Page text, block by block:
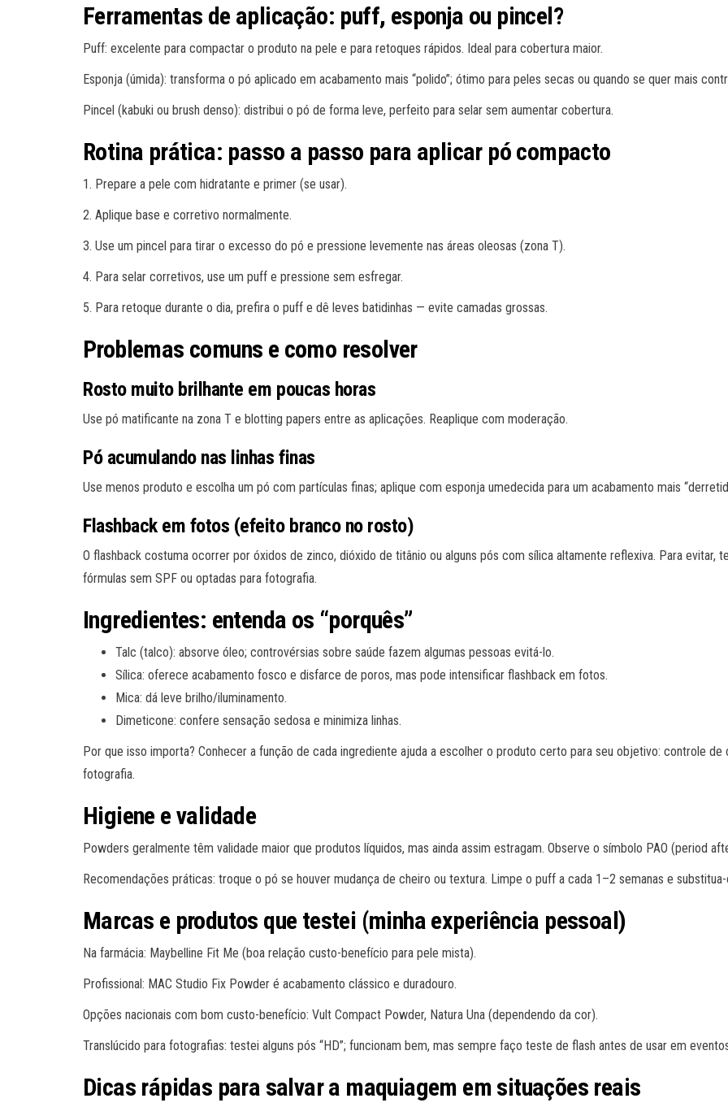
Ferramentas de aplicação: puff, esponja ou pincel?
Puff: excelente para compactar o produto na pele e para retoques rápidos. Ideal para cobertura maior.
Esponja (úmida): transforma o pó aplicado em acabamento mais “polido”; ótimo para peles secas ou quando se quer mais
Pincel (kabuki ou brush denso): distribui o pó de forma leve, perfeito para selar sem aumentar cobertura.
Rotina prática: passo a passo para aplicar pó compacto
1. Prepare a pele com hidratante e primer (se usar).
2. Aplique base e corretivo normalmente.
3. Use um pincel para tirar o excesso do pó e pressione levemente nas áreas oleosas (zona T).
4. Para selar corretivos, use um puff e pressione sem esfregar.
5. Para retoque durante o dia, prefira o puff e dê leves batidinhas — evite camadas grossas.
Problemas comuns e como resolver
Rosto muito brilhante em poucas horas
Use pó matificante na zona T e blotting papers entre as aplicações. Reaplique com moderação.
Pó acumulando nas linhas finas
Use menos produto e escolha um pó com partículas finas; aplique com esponja umedecida para um acabamento mais
Flashback em fotos (efeito branco no rosto)
O flashback costuma ocorrer por óxidos de zinco, dióxido de titânio ou alguns pós com sílica altamente reflexiva. Para
fórmulas sem SPF ou optadas para fotografia.
Ingredientes: entenda os “porquês”
Talc (talco): absorve óleo; controvérsias sobre saúde fazem algumas pessoas evitá-lo.
Sílica: oferece acabamento fosco e disfarce de poros, mas pode intensificar flashback em fotos.
Mica: dá leve brilho/iluminamento.
Dimeticone: confere sensação sedosa e minimiza linhas.
Por que isso importa? Conhecer a função de cada ingrediente ajuda a escolher o produto certo para seu objetivo: controle de
fotografia.
Higiene e validade
Powders geralmente têm validade maior que produtos líquidos, mas ainda assim estragam. Observe o símbolo PAO (period
Recomendações práticas: troque o pó se houver mudança de cheiro ou textura. Limpe o puff a cada 1–2 semanas e
Marcas e produtos que testei (minha experiência pessoal)
Na farmácia: Maybelline Fit Me (boa relação custo-benefício para pele mista).
Profissional: MAC Studio Fix Powder é acabamento clássico e duradouro.
Opções nacionais com bom custo-benefício: Vult Compact Powder, Natura Una (dependendo da cor).
Translúcido para fotografias: testei alguns pós “HD”; funcionam bem, mas sempre faço teste de flash antes de usar em
Dicas rápidas para salvar a maquiagem em situações reais